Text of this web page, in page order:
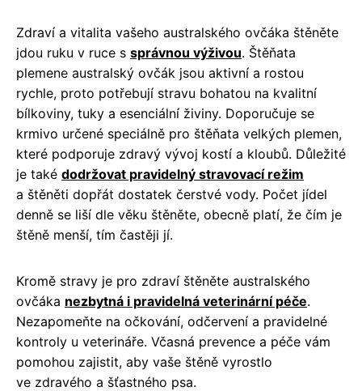
Zdraví a vitalita vašeho australského ovčáka štěněte
jdou ruku v ruce s správnou výživou. Štěňata
plemene australský ovčák jsou aktivní a rostou
rychle, proto potřebují stravu bohatou na kvalitní
bílkoviny, tuky a esenciální živiny. Doporučuje se
krmivo určené speciálně pro štěňata velkých plemen,
které podporuje zdravý vývoj kostí a kloubů. Důležité
je také dodržovat pravidelný stravovací režim
a štěněti dopřát dostatek čerstvé vody. Počet jídel
denně se liší dle věku štěněte, obecně platí, že čím je
štěně menší, tím častěji jí.
Kromě stravy je pro zdraví štěněte australského
ovčáka nezbytná i pravidelná veterinární péče.
Nezapomeňte na očkování, odčervení a pravidelné
kontroly u veterináře. Včasná prevence a péče vám
pomohou zajistit, aby vaše štěně vyrostlo
ve zdravého a šťastného psa.